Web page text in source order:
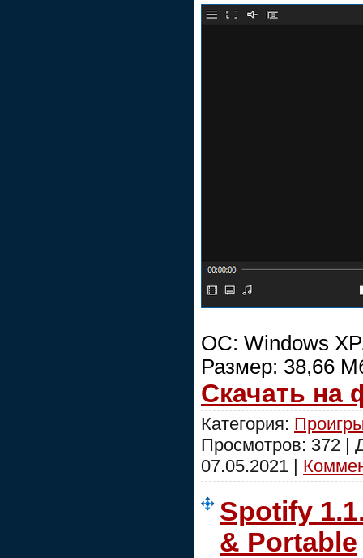
ОС: Windows
Размер: 38,66
Скачать на
Категория:
Просмотров: 372 |
07.05.2021 |
Spotify
& Portable